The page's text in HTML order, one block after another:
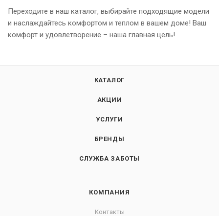
Переходите в наш каталог, выбирайте подходящие модели
и наслаждайтесь комфортом и теплом в вашем доме! Ваш
комфорт и удовлетворение – наша главная цель!
КАТАЛОГ
АКЦИИ
УСЛУГИ
БРЕНДЫ
СЛУЖБА ЗАБОТЫ
КОМПАНИЯ
Контакты